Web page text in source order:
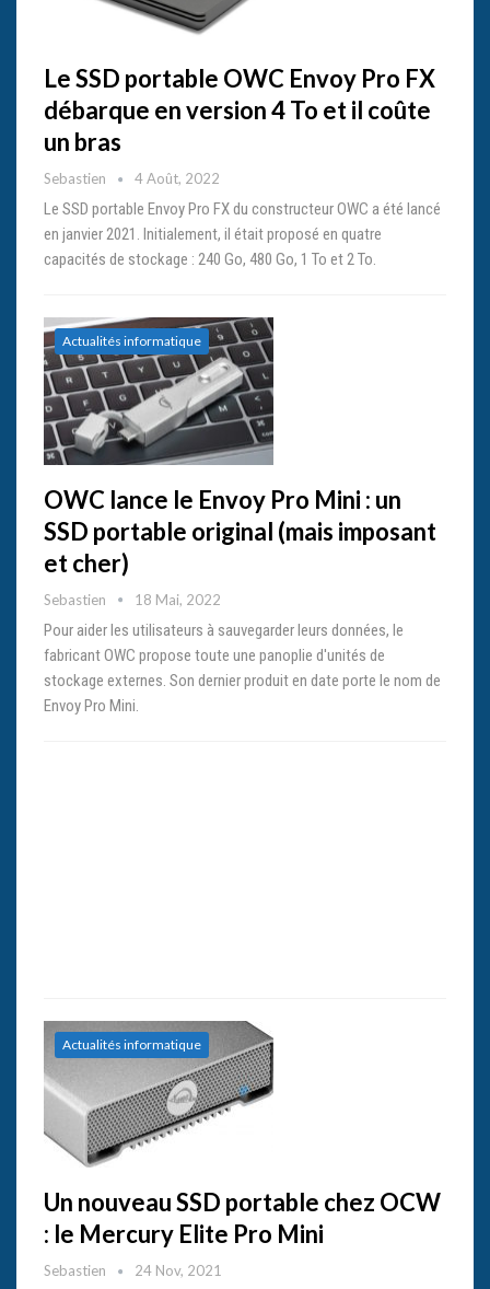
Le SSD portable OWC Envoy Pro FX
débarque en version 4 To et il coûte
un bras
Sebastien 4 Août, 2022
Le SSD portable Envoy Pro FX du constructeur OWC a été lancé
en janvier 2021. Initialement, il était proposé en quatre
capacités de stockage : 240 Go, 480 Go, 1 To et 2 To.
Actualités informatique
OWC lance le Envoy Pro Mini : un
SSD portable original (mais imposant
et cher)
Sebastien 18 Mai, 2022
Pour aider les utilisateurs à sauvegarder leurs données, le
fabricant OWC propose toute une panoplie d'unités de
stockage externes. Son dernier produit en date porte le nom de
Envoy Pro Mini.
Actualités informatique
Un nouveau SSD portable chez OCW
: le Mercury Elite Pro Mini
Sebastien 24 Nov, 2021